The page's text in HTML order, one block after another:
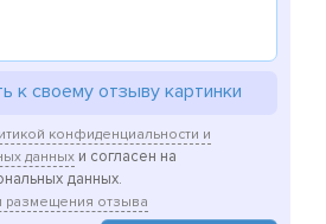
к своему отзыву картинки
конфиденциальности и
данных и согласен на
данных.
размещения отзыва